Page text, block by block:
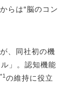
らは“脳のコン
、同社初の機
」。認知機能
*1 の維持に役立